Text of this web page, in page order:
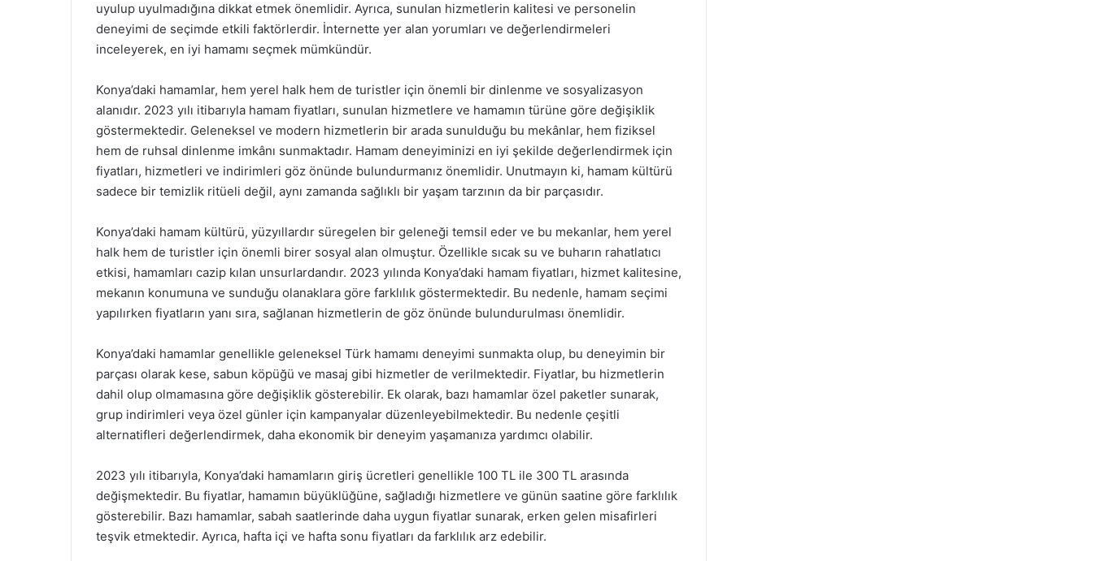
uyulup uyulmadığına dikkat etmek önemlidir. Ayrıca, sunulan hizmetlerin kalitesi ve personelin
deneyimi de seçimde etkili faktörlerdir. İnternette yer alan yorumları ve değerlendirmeleri
inceleyerek, en iyi hamamı seçmek mümkündür.
Konya’daki hamamlar, hem yerel halk hem de turistler için önemli bir dinlenme ve sosyalizasyon
alanıdır. 2023 yılı itibarıyla hamam fiyatları, sunulan hizmetlere ve hamamın türüne göre değişiklik
göstermektedir. Geleneksel ve modern hizmetlerin bir arada sunulduğu bu mekânlar, hem fiziksel
hem de ruhsal dinlenme imkânı sunmaktadır. Hamam deneyiminizi en iyi şekilde değerlendirmek için
fiyatları, hizmetleri ve indirimleri göz önünde bulundurmanız önemlidir. Unutmayın ki, hamam kültürü
sadece bir temizlik ritüeli değil, aynı zamanda sağlıklı bir yaşam tarzının da bir parçasıdır.
Konya’daki hamam kültürü, yüzyıllardır süregelen bir geleneği temsil eder ve bu mekanlar, hem yerel
halk hem de turistler için önemli birer sosyal alan olmuştur. Özellikle sıcak su ve buharın rahatlatıcı
etkisi, hamamları cazip kılan unsurlardandır. 2023 yılında Konya’daki hamam fiyatları, hizmet kalitesine,
mekanın konumuna ve sunduğu olanaklara göre farklılık göstermektedir. Bu nedenle, hamam seçimi
yapılırken fiyatların yanı sıra, sağlanan hizmetlerin de göz önünde bulundurulması önemlidir.
Konya’daki hamamlar genellikle geleneksel Türk hamamı deneyimi sunmakta olup, bu deneyimin bir
parçası olarak kese, sabun köpüğü ve masaj gibi hizmetler de verilmektedir. Fiyatlar, bu hizmetlerin
dahil olup olmamasına göre değişiklik gösterebilir. Ek olarak, bazı hamamlar özel paketler sunarak,
grup indirimleri veya özel günler için kampanyalar düzenleyebilmektedir. Bu nedenle çeşitli
alternatifleri değerlendirmek, daha ekonomik bir deneyim yaşamanıza yardımcı olabilir.
2023 yılı itibarıyla, Konya’daki hamamların giriş ücretleri genellikle 100 TL ile 300 TL arasında
değişmektedir. Bu fiyatlar, hamamın büyüklüğüne, sağladığı hizmetlere ve günün saatine göre farklılık
gösterebilir. Bazı hamamlar, sabah saatlerinde daha uygun fiyatlar sunarak, erken gelen misafirleri
teşvik etmektedir. Ayrıca, hafta içi ve hafta sonu fiyatları da farklılık arz edebilir.